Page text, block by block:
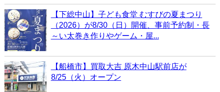
【下総中山】子ども食堂 むすびの夏まつり
（2026）が8/30（日）開催、事前予約制・長
～い太巻き作りやゲーム・屋...
【船橋市】買取大吉 原木中山駅前店が
8/25（火）オープン